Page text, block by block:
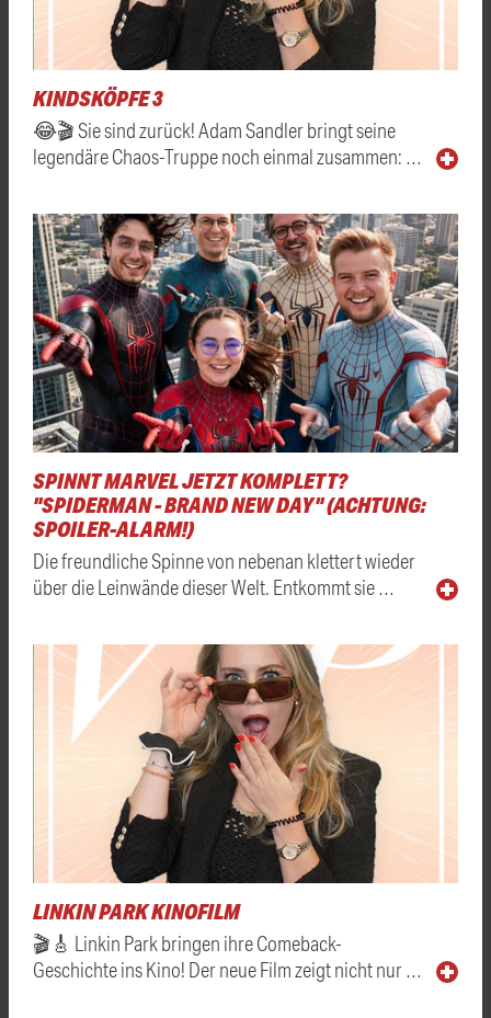
KINDSKÖPFE 3
😂🎬 Sie sind zurück! Adam Sandler bringt seine
legendäre Chaos-Truppe noch einmal zusammen: …
SPINNT MARVEL JETZT KOMPLETT?
"SPIDERMAN - BRAND NEW DAY" (ACHTUNG:
SPOILER-ALARM!)
Die freundliche Spinne von nebenan klettert wieder
über die Leinwände dieser Welt. Entkommt sie …
LINKIN PARK KINOFILM
🎬🎸 Linkin Park bringen ihre Comeback-
Geschichte ins Kino! Der neue Film zeigt nicht nur …